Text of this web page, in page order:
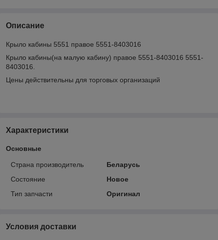
Описание
Крыло кабины 5551 правое 5551-8403016
Крыло кабины(на малую кабину) правое 5551-8403016 5551-
8403016.
Цены действительны для торговых организаций
Характеристики
Основные
Страна производитель
Беларусь
Состояние
Новое
Тип запчасти
Оригинал
Условия доставки